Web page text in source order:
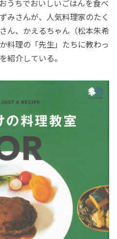
うちでおいしいごはんを食べ
みさんが、人気料理家のたく
ん、かえるちゃん（松本朱希
料理の「先生」たちに教わっ
紹介している。